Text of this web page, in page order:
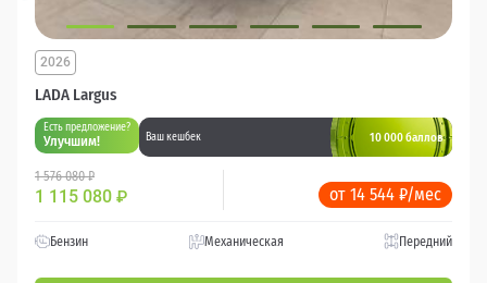
LADA Largus
2026
Есть предложение?
Улучшим! Ваш кешбек 10 000 баллов
1 576 080 ₽
1 115 080 ₽ от 14 544 ₽/мес
Бензин Механическая Передний